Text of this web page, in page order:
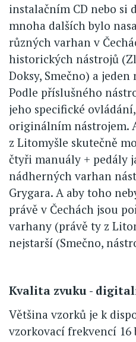
instalačním CD nebo si
mnoha dalších bylo
různých varhan v
historických nástrojů
Doksy, Smečno) a
Podle příslušného
jeho specifické
originálním nástrojem.
z Litomyšle skutečně
čtyři manuály + pedály
nádherných varhan
Grygara. A aby toho
právě v Čechách jsou
varhany (právě ty z
nejstarší (Smečno,
Kvalita zvuku -
Většina vzorků je k
vzorkovací frekvencí 16